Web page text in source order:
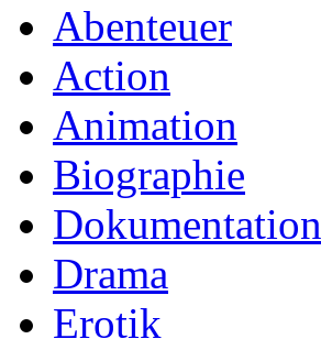
Abenteuer
Action
Animation
Biographie
Dokumentation
Drama
Erotik